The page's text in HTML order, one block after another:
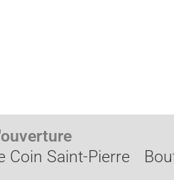
Coin Saint-Pierre